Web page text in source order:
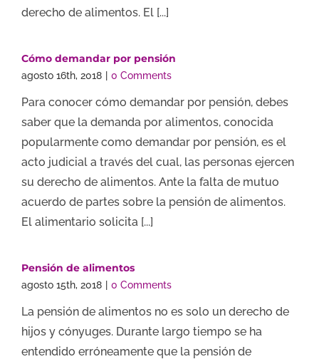
derecho de alimentos. El [...]
Cómo demandar por pensión
agosto 16th, 2018 0 Comments
Para conocer cómo demandar por pensión, debes
saber que la demanda por alimentos, conocida
popularmente como demandar por pensión, es el
acto judicial a través del cual, las personas ejercen
su derecho de alimentos. Ante la falta de mutuo
acuerdo de partes sobre la pensión de alimentos.
El alimentario solicita [...]
Pensión de alimentos
agosto 15th, 2018 0 Comments
La pensión de alimentos no es solo un derecho de
hijos y cónyuges. Durante largo tiempo se ha
entendido erróneamente que la pensión de